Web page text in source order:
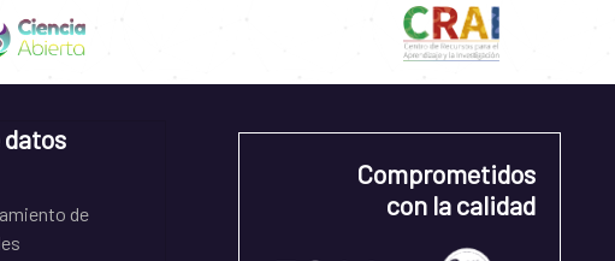
de
Comprometidos
con la calidad